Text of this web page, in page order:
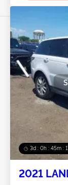
3d : 0h : 45m :
2021